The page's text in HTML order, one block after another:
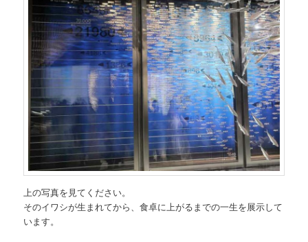
上の写真を見てください。
そのイワシが生まれてから、食卓に上がるまでの一生を展示して
います。